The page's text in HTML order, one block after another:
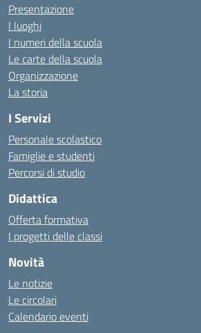
Presentazione
I luoghi
I numeri della scuola
Le carte della scuola
Organizzazione
La storia
I Servizi
Personale scolastico
Famiglie e studenti
Percorsi di studio
Didattica
Offerta formativa
I progetti delle classi
Novità
Le notizie
Le circolari
Calendario eventi